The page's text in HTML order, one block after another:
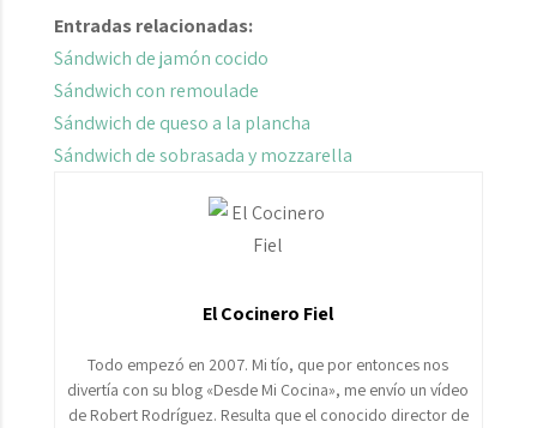
Entradas relacionadas:
Sándwich de jamón cocido
Sándwich con remoulade
Sándwich de queso a la plancha
Sándwich de sobrasada y mozzarella
El Cocinero Fiel
Todo empezó en 2007. Mi tío, que por entonces nos
divertía con su blog «Desde Mi Cocina», me envío un vídeo
de Robert Rodríguez. Resulta que el conocido director de